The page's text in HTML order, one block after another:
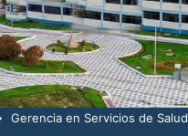
Gerencia en Servicios de Salud